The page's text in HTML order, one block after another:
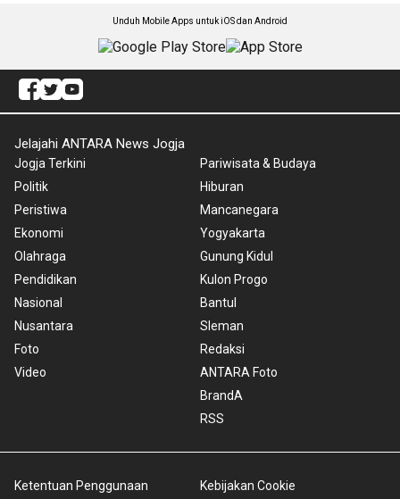
Unduh Mobile Apps untuk iOS dan Android
Jelajahi ANTARA News Jogja
Jogja Terkini
Politik
Peristiwa
Ekonomi
Olahraga
Pendidikan
Nasional
Nusantara
Foto
Video
Pariwisata & Budaya
Hiburan
Mancanegara
Yogyakarta
Gunung Kidul
Kulon Progo
Bantul
Sleman
Redaksi
ANTARA Foto
BrandA
RSS
Ketentuan Penggunaan Kebijakan Cookie